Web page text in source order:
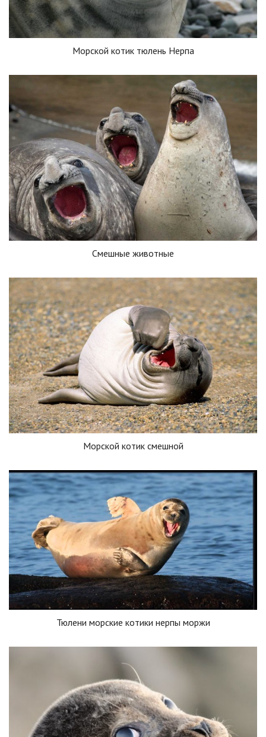
Морской котик тюлень Нерпа
Смешные животные
Морской котик смешной
Тюлени морские котики нерпы моржи